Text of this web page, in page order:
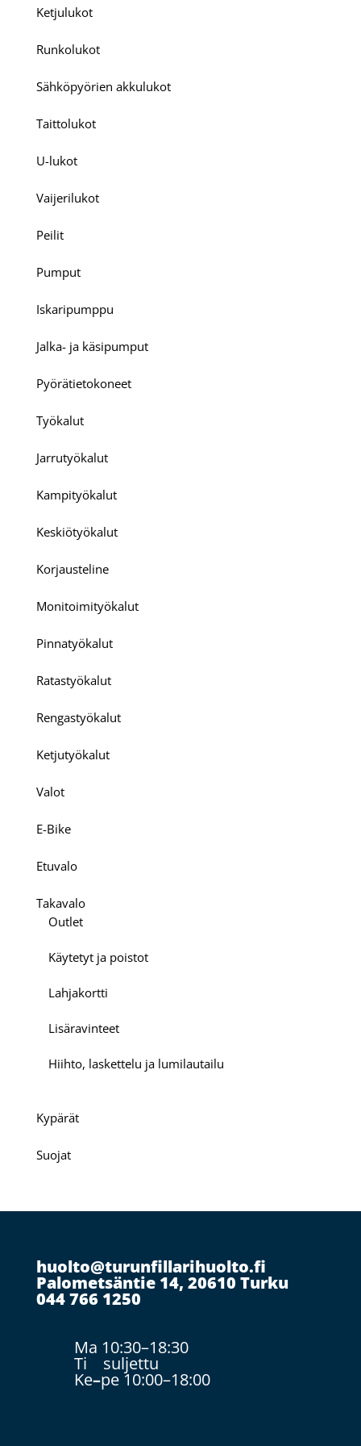
Ketjulukot
Runkolukot
Sähköpyörien akkulukot
Taittolukot
U-lukot
Vaijerilukot
Peilit
Pumput
Iskaripumppu
Jalka- ja käsipumput
Pyörätietokoneet
Työkalut
Jarrutyökalut
Kampityökalut
Keskiötyökalut
Korjausteline
Monitoimityökalut
Pinnatyökalut
Ratastyökalut
Rengastyökalut
Ketjutyökalut
Valot
E-Bike
Etuvalo
Takavalo
Outlet
Käytetyt ja poistot
Lahjakortti
Lisäravinteet
Hiihto, laskettelu ja lumilautailu
Kypärät
Suojat
huolto@turunfillarihuolto.fi
Palometsäntie 14, 20610 Turku
044 766 1250
Ma 10:30–18:30
Ti suljettu
Ke–pe 10:00–18:00